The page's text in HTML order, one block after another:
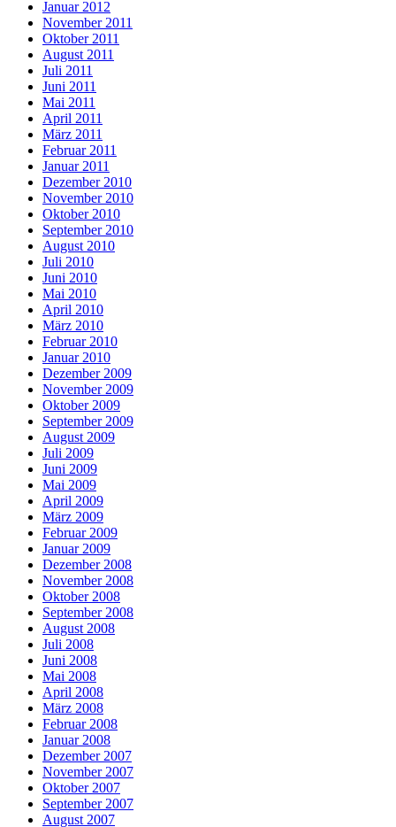
Januar 2012
November 2011
Oktober 2011
August 2011
Juli 2011
Juni 2011
Mai 2011
April 2011
März 2011
Februar 2011
Januar 2011
Dezember 2010
November 2010
Oktober 2010
September 2010
August 2010
Juli 2010
Juni 2010
Mai 2010
April 2010
März 2010
Februar 2010
Januar 2010
Dezember 2009
November 2009
Oktober 2009
September 2009
August 2009
Juli 2009
Juni 2009
Mai 2009
April 2009
März 2009
Februar 2009
Januar 2009
Dezember 2008
November 2008
Oktober 2008
September 2008
August 2008
Juli 2008
Juni 2008
Mai 2008
April 2008
März 2008
Februar 2008
Januar 2008
Dezember 2007
November 2007
Oktober 2007
September 2007
August 2007